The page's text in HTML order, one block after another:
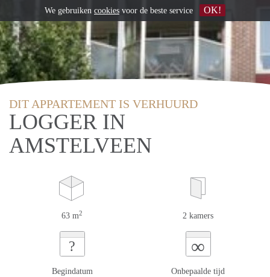
DIT APPARTEMENT IS VERHUURD
LOGGER IN
AMSTELVEEN
63 m2 2 kamers
?
Begindatum
∞
Onbepaalde tijd
We gebruiken cookies voor de beste service OK!